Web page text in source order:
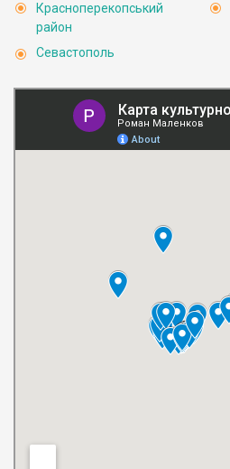
Красноперекопський
район
Севастополь